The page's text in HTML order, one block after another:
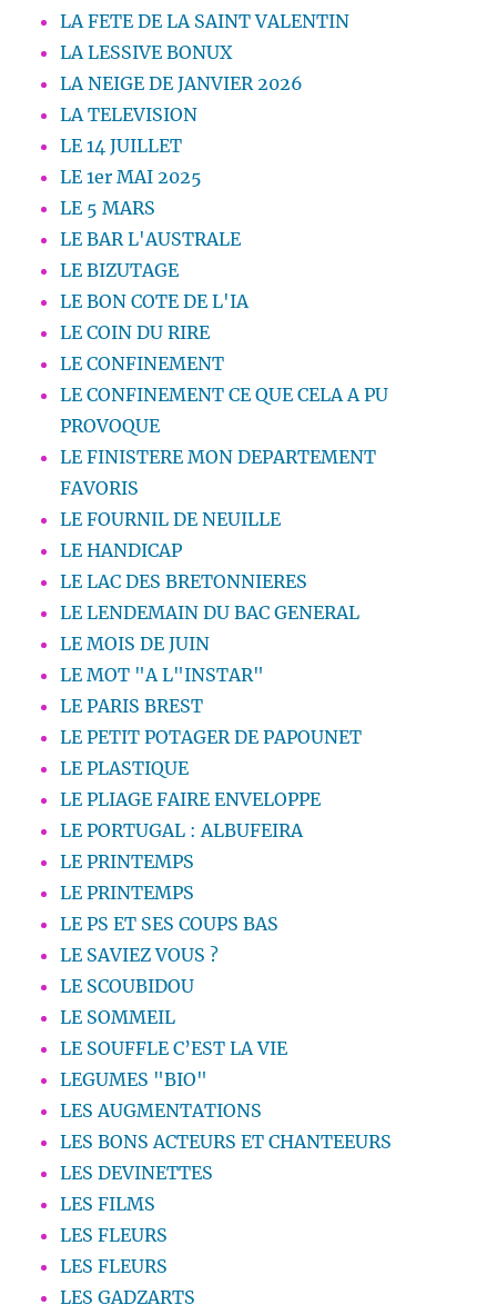
LA FETE DE LA SAINT VALENTIN
LA LESSIVE BONUX
LA NEIGE DE JANVIER 2026
LA TELEVISION
LE 14 JUILLET
LE 1er MAI 2025
LE 5 MARS
LE BAR L'AUSTRALE
LE BIZUTAGE
LE BON COTE DE L'IA
LE COIN DU RIRE
LE CONFINEMENT
LE CONFINEMENT CE QUE CELA A PU
PROVOQUE
LE FINISTERE MON DEPARTEMENT
FAVORIS
LE FOURNIL DE NEUILLE
LE HANDICAP
LE LAC DES BRETONNIERES
LE LENDEMAIN DU BAC GENERAL
LE MOIS DE JUIN
LE MOT "A L"INSTAR"
LE PARIS BREST
LE PETIT POTAGER DE PAPOUNET
LE PLASTIQUE
LE PLIAGE FAIRE ENVELOPPE
LE PORTUGAL : ALBUFEIRA
LE PRINTEMPS
LE PRINTEMPS
LE PS ET SES COUPS BAS
LE SAVIEZ VOUS ?
LE SCOUBIDOU
LE SOMMEIL
LE SOUFFLE C’EST LA VIE
LEGUMES "BIO"
LES AUGMENTATIONS
LES BONS ACTEURS ET CHANTEEURS
LES DEVINETTES
LES FILMS
LES FLEURS
LES FLEURS
LES GADZARTS